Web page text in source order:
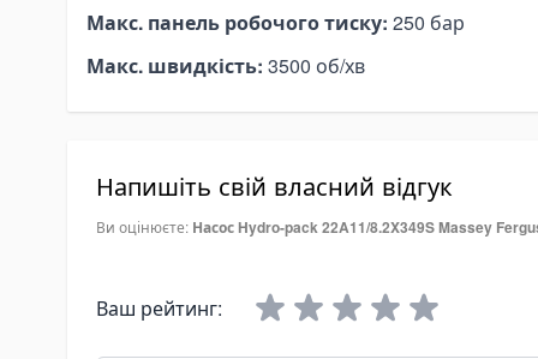
для маслостанцій
Load Binder
Макс. панель робочого тиску: 250 бар
Макс. швидкість: 3500 об/хв
Напишіть свій власний відгук
Ви оцінюєте: Насос Hydro-pack 22A11/8.2X349S Massey
Ваш рейтинг: